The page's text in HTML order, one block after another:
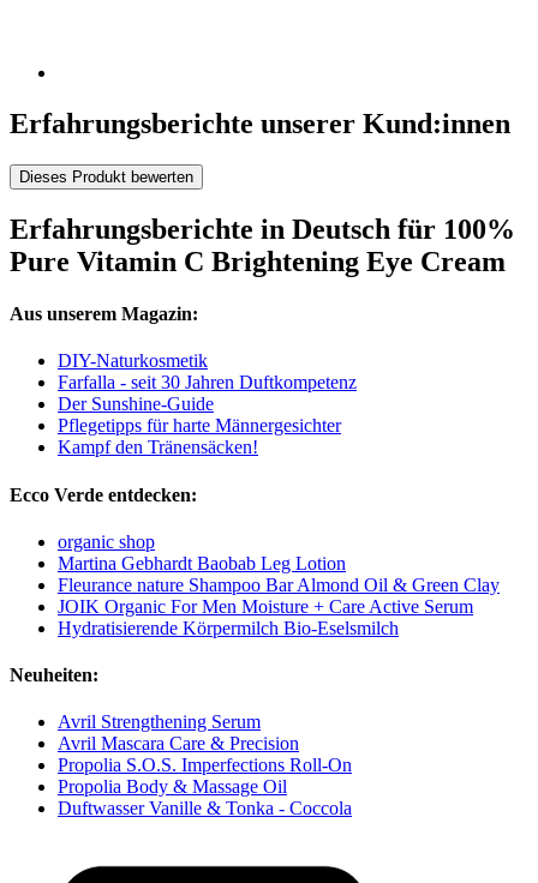
Erfahrungsberichte unserer Kund:innen
Dieses Produkt bewerten
Erfahrungsberichte in Deutsch für 100%
Pure Vitamin C Brightening Eye Cream
Aus unserem Magazin:
DIY-Naturkosmetik
Farfalla - seit 30 Jahren Duftkompetenz
Der Sunshine-Guide
Pflegetipps für harte Männergesichter
Kampf den Tränensäcken!
Ecco Verde entdecken:
organic shop
Martina Gebhardt Baobab Leg Lotion
Fleurance nature Shampoo Bar Almond Oil & Green Clay
JOIK Organic For Men Moisture + Care Active Serum
Hydratisierende Körpermilch Bio-Eselsmilch
Neuheiten:
Avril Strengthening Serum
Avril Mascara Care & Precision
Propolia S.O.S. Imperfections Roll-On
Propolia Body & Massage Oil
Duftwasser Vanille & Tonka - Coccola